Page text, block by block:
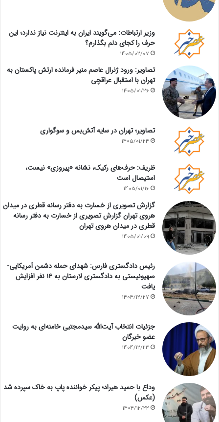
وزیر ارتباطات: می‌گویند ایران به اینترنت نیاز ندارد؛ این
حرف را کجای دلم بگذارم؟
1405/02/07
تصاویر: ورود ژنرال عاصم منیر فرمانده ارتش پاکستان به
تهران با استقبال عراقچی
1405/01/26
تصاویر؛ تهران در سایه آتش‌بس و سوگواری
1405/01/24
ظریف: حرف‌های رکیک، نشانه «پیروزی» نیست،
استیصال است
1405/01/16
گزارش تصویری از خسارت به دفتر رسانه قطری در میدان
هروی تهران گزارش تصویری از خسارت به دفتر رسانه
قطری در میدان هروی تهران
1405/01/09
رئیس دادگستری فارس: شهدای حمله دشمن آمریکایی-
صهیونیستی به دادگستری لارستان به ۱۴ نفر افزایش
یافت
1404/12/27
جزئیات انتخاب آیت‌الله سیدمجتبی خامنه‌ای به روایت
عضو خبرگان
1404/12/23
وداع با حمید هیراد؛ پیکر خواننده پاپ به خاک سپرده شد
(عکس)
1404/12/22